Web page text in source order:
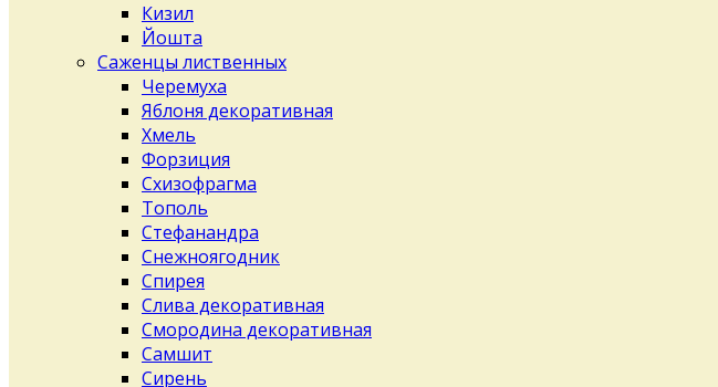
Кизил
Йошта
Саженцы лиственных
Черемуха
Яблоня декоративная
Хмель
Форзиция
Схизофрагма
Тополь
Стефанандра
Снежноягодник
Спирея
Слива декоративная
Смородина декоративная
Самшит
Сирень